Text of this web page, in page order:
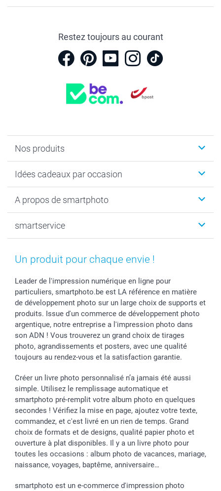
Restez toujours au courant
Nos produits
Cadeaux photo
Tirage photo & agrandissement
MyNameBook
Stickers & Etiquettes
Calendrier photos & Agendas photo
Dénicheur d'idées cadeau
Idées cadeaux par occasion
Anniversaire
Fin d'études
Naissance & baptême
Toussaint
Rentrée des classes
Communion
Saint-Valentin
Vacances
A propos de smartphoto
Durabilité
Conditions
Plaintes
Conditions générales
Vie privée
Gestion des cookies
Tarifs
Investisseurs
Droit de rétractation
smartservice
smartgarantie
smartfriends
Modes de paiement
Modes de livraison
Grandes Quantités
Statut de ma commande
Un produit pour chaque envie !
Leader de l'impression numérique en ligne pour
particuliers, smartphoto.be est LA référence en matière
de développement photo sur un large choix de supports et
produits. Issue d'un commerce de développement photo
argentique, notre entreprise a l'impression photo dans
son ADN ! Vous trouverez un grand choix de tirages
photo, agrandissements et posters, avec une qualité
toujours au rendez-vous et la satisfaction garantie.
Créer un livre photo personnalisé n’a jamais été aussi
simple. Utilisez le remplissage automatique et
smartphoto pré-remplit votre album photo en quelques
secondes ! Vérifiez la mise en page, ajoutez votre texte,
commandez, et c'est livré en un rien de temps. Grand
choix de formats et de designs, qualité papier photo et
ouverture à plat disponibles. Il y a un livre photo pour
toutes les occasions : album photo de vacances, mariage,
naissance, voyages, baptême, anniversaire…
smartphoto est un e-commerce d'impression photo